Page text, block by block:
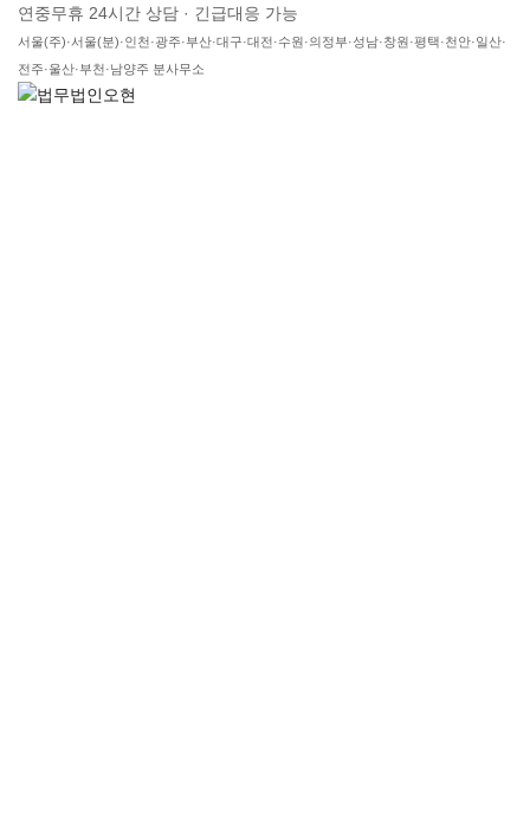
연중무휴 24시간 상담 · 긴급대응 가능
서울(주)·서울(분)·인천·광주·부산·대구·대전·수원·의정부·성남·창원·평택·천안·일산·
전주·울산·부천·남양주 분사무소